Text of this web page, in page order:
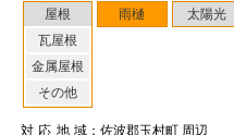
屋根
瓦屋根
金属屋根
その他
雨樋 太陽光
対応地域：佐波郡玉村町 周辺